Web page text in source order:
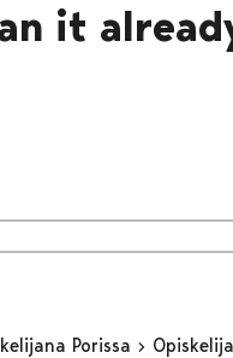
it
Porissa